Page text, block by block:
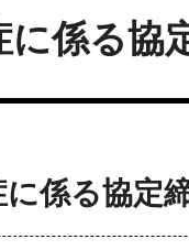
に係る協
に係る協定